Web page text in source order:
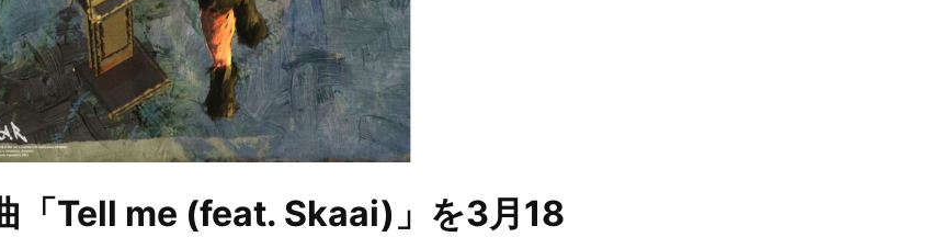
「Tell me (feat. Skaai)」を3月18